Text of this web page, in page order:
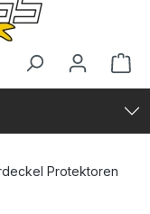
Protektoren